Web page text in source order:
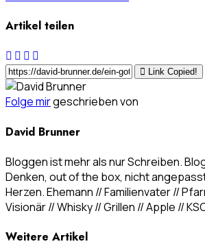
Artikel teilen
Link Copied!
Folge mirgeschrieben von
David Brunner
Bloggen ist mehr als nur Schreiben.
Denken, out of the box, nicht
Herzen. Ehemann // Familienvater //
Visionär // Whisky // Grillen // Apple //
Weitere Artikel